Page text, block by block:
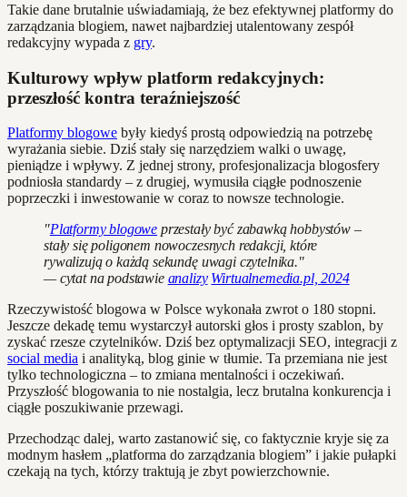
Takie dane brutalnie uświadamiają, że bez efektywnej platformy do
zarządzania blogiem, nawet najbardziej utalentowany zespół
redakcyjny wypada z gry.
Kulturowy wpływ platform redakcyjnych:
przeszłość kontra teraźniejszość
Platformy blogowe były kiedyś prostą odpowiedzią na potrzebę
wyrażania siebie. Dziś stały się narzędziem walki o uwagę,
pieniądze i wpływy. Z jednej strony, profesjonalizacja blogosfery
podniosła standardy – z drugiej, wymusiła ciągłe podnoszenie
poprzeczki i inwestowanie w coraz to nowsze technologie.
"Platformy blogowe przestały być zabawką hobbystów –
stały się poligonem nowoczesnych redakcji, które
rywalizują o każdą sekundę uwagi czytelnika."
— cytat na podstawie analizy Wirtualnemedia.pl, 2024
Rzeczywistość blogowa w Polsce wykonała zwrot o 180 stopni.
Jeszcze dekadę temu wystarczył autorski głos i prosty szablon, by
zyskać rzesze czytelników. Dziś bez optymalizacji SEO, integracji z
social media i analityką, blog ginie w tłumie. Ta przemiana nie jest
tylko technologiczna – to zmiana mentalności i oczekiwań.
Przyszłość blogowania to nie nostalgia, lecz brutalna konkurencja i
ciągłe poszukiwanie przewagi.
Przechodząc dalej, warto zastanowić się, co faktycznie kryje się za
modnym hasłem „platforma do zarządzania blogiem” i jakie pułapki
czekają na tych, którzy traktują je zbyt powierzchownie.